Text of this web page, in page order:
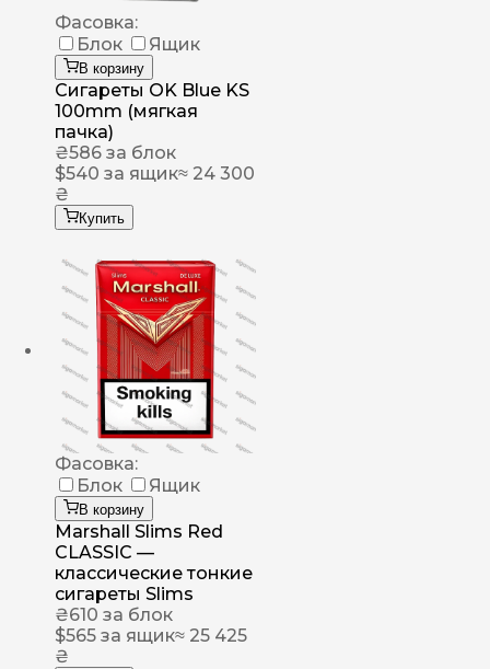
Фасовка:
Блок
Ящик
В корзину
Сигареты OK Blue KS
100mm (мягкая
пачка)
₴586 за блок
$540 за ящик≈ 24 300
₴
Купить
Фасовка:
Блок
Ящик
В корзину
Marshall Slims Red
CLASSIC —
классические тонкие
сигареты Slims
₴610 за блок
$565 за ящик≈ 25 425
₴